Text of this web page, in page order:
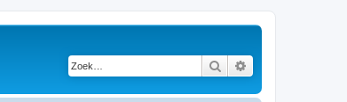
Zoek